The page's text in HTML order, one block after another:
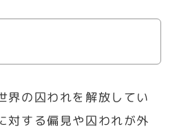
界の囚われを解放してい
対する偏見や囚われが外